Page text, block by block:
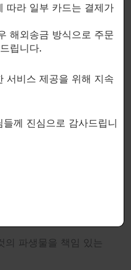
개발”라고 불리는 데피
다.
간 줄였기 때문에 효과
입니다.
력을 키우는 가장 강력
습니다.
파생물을 책임 있는
따라 일부 카드는 결제가
해외송금 방식으로 주문
립니다.
서비스 제공을 위해 지속
께 진심으로 감사드립니